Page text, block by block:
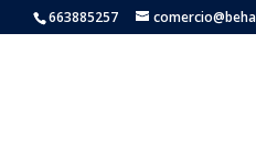
663885257